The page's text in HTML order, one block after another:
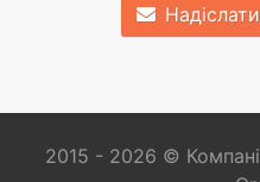
2015 - 2026 ©